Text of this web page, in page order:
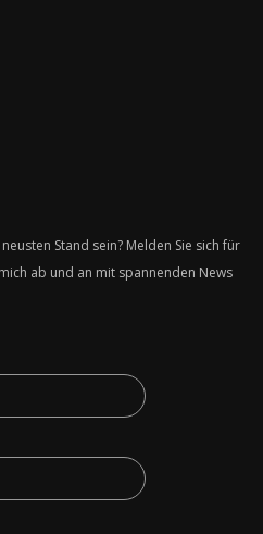
Stand sein? Melden Sie sich für
ab und an mit spannenden News